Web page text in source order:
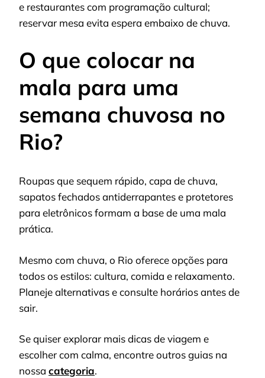
e restaurantes com programação cultural;
reservar mesa evita espera embaixo de chuva.
O que colocar na
mala para uma
semana chuvosa no
Rio?
Roupas que sequem rápido, capa de chuva,
sapatos fechados antiderrapantes e protetores
para eletrônicos formam a base de uma mala
prática.
Mesmo com chuva, o Rio oferece opções para
todos os estilos: cultura, comida e relaxamento.
Planeje alternativas e consulte horários antes de
sair.
Se quiser explorar mais dicas de viagem e
escolher com calma, encontre outros guias na
nossa categoria.